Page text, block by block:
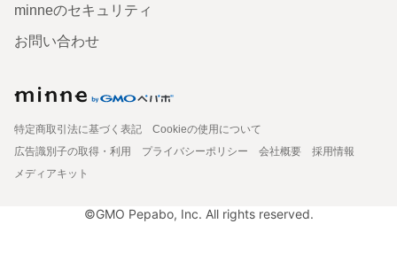
minneのセキュリティ
お問い合わせ
特定商取引法に基づく表記
Cookieの使用について
広告識別子の取得・利用
プライバシーポリシー 会社概要
採用情報
メディアキット
©GMO Pepabo, Inc. All rights reserved.